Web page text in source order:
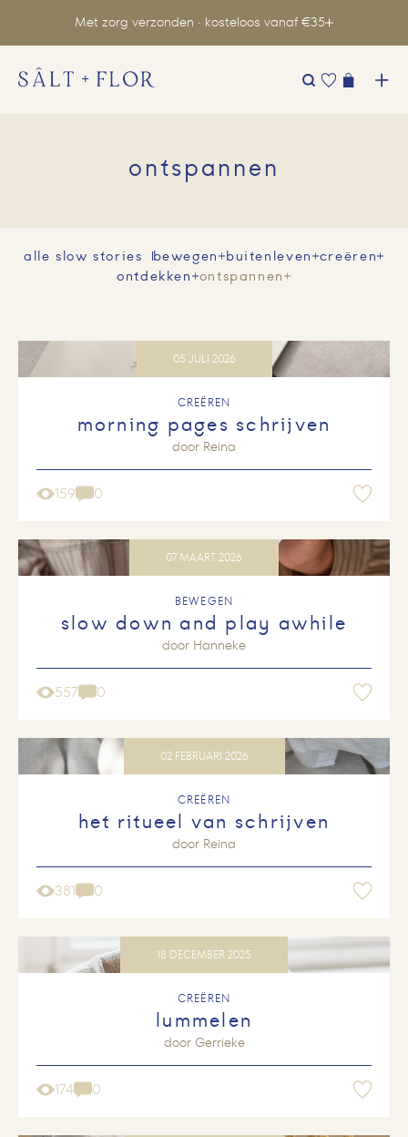
Met zorg verzonden · kosteloos vanaf €35
ontspannen
alle slow stories bewegen buitenleven creëren
ontdekken ontspannen
05 JULI 2026
CREËREN
morning pages schrijven
door Reina
159 0
07 MAART 2026
BEWEGEN
slow down and play awhile
door Hanneke
557 0
02 FEBRUARI 2026
CREËREN
het ritueel van schrijven
door Reina
381 0
18 DECEMBER 2025
CREËREN
lummelen
door Gerrieke
174 0